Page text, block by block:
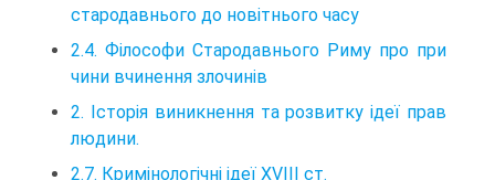
стародавнього до новітнього часу
2.4. Філософи Стародавнього Риму про при
чини вчинення злочинів
2. Історія виникнення та розвитку ідеї прав
людини.
2.7. Кримінологічні ідеї XVIII ст.